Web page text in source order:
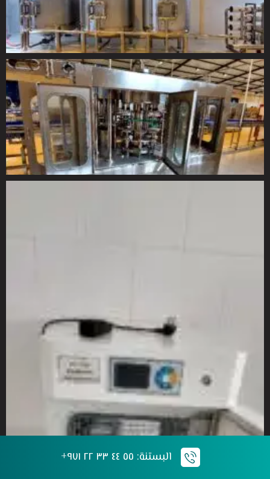
البستنة: ٥٥ ٤٤ ٣٣ ٢٢ ٩٧١+